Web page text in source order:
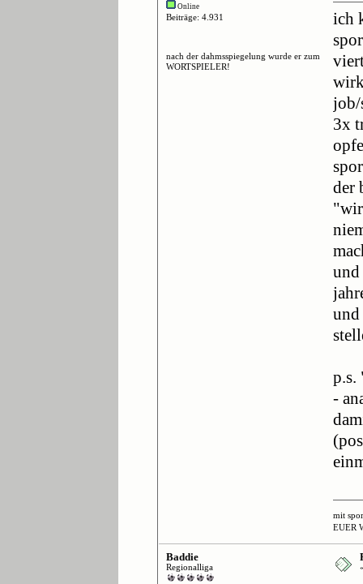
Online
Beiträge: 4.931
nach der dahmsspiegelung wurde er zum
WORTSPIELER!
ich
job/
3x
der
"wir
und
und
p.s.
-
mit
EUER
Baddie
Regionalliga